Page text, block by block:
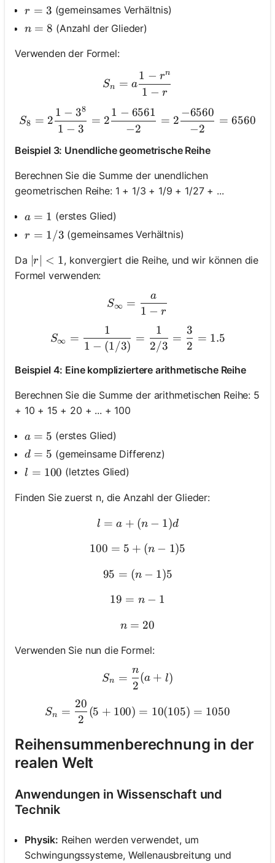
r = 3
r = 3 (gemeinsames Verhältnis)
n = 8
n = 8 (Anzahl der Glieder)
Verwenden der Formel:
S_n = a \frac{1 - r^n}{1 -
Sn = a
1 − r
1 − rn
S_8 = 2 \frac{1 - 3^8}{1
S8 = 2
1 − 3
1 − 38
= 2
−2
1 − 6561
= 2
−2
−6560
= 6560
Beispiel 3: Unendliche geometrische Reihe
Berechnen Sie die Summe der unendlichen
geometrischen Reihe: 1 + 1/3 + 1/9 + 1/27 + ...
a = 1
a = 1 (erstes Glied)
r = 1/3
r = 1/3 (gemeinsames Verhältnis)
Da |r| < 1
∣r < 1, konvergiert die Reihe, und wir können die
Formel verwenden:
S_\infty = \frac{a}{1 - r}
S∞ =
1 − r
a
S_\infty = \frac{1}{1 -
S∞ =
1 − (1/3)
1
=
2/3
1
=
2
3
= 1.5
Beispiel 4: Eine kompliziertere arithmetische Reihe
Berechnen Sie die Summe der arithmetischen Reihe: 5
+ 10 + 15 + 20 + ... + 100
a = 5
a = 5 (erstes Glied)
d = 5
d = 5 (gemeinsame Differenz)
l = 100
l = 100 (letztes Glied)
Finden Sie zuerst n, die Anzahl der Glieder:
l = a + (n-1)d
l = a + (n − 1)d
100 = 5 + (n-1)5
100 = 5 + (n − 1)5
95 = (n-1)5
95 = (n − 1)5
19 = n-1
19 = n − 1
n = 20
n = 20
Verwenden Sie nun die Formel:
S_n = \frac{n}{2} (a + l)
Sn =
2
n
(a + l)
S_n = \frac{20}{2} (5 +
Sn =
2
20
(5 + 100) = 10(105) = 1050
Reihensummenberechnung in der
realen Welt
Anwendungen in Wissenschaft und
Technik
Physik: Reihen werden verwendet, um
Schwingungssysteme, Wellenausbreitung und